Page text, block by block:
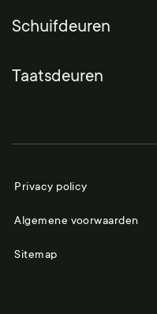
Schuifdeuren
Taatsdeuren
Privacy policy
Algemene voorwaarden
Sitemap